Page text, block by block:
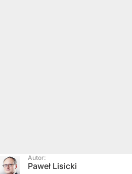
Autor:
Paweł Lisicki